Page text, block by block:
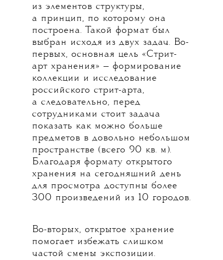
из элементов структуры,
а принцип, по которому она
построена. Такой формат был
выбран исходя из двух задач. Во-
первых, основная цель «Стрит-
арт хранения» — формирование
коллекции и исследование
российского стрит-арта,
а следовательно, перед
сотрудниками стоит задача
показать как можно больше
предметов в довольно небольшом
пространстве (всего 90 кв. м).
Благодаря формату открытого
хранения на сегодняшний день
для просмотра доступны более
300 произведений из 10 городов.
Во-вторых, открытое хранение
помогает избежать слишком
частой смены экспозиции.